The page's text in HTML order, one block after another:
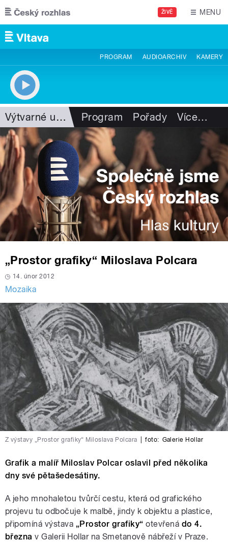
Přejít k hlavnímu obsahu
ŽIVĚ MENU
PROGRAM AUDIOARCHIV KAMERY
Výtvarné umění Program Pořady Více…
„Prostor grafiky“ Miloslava Polcara
14. únor 2012
Mozaika
Z výstavy „Prostor grafiky“ Miloslava Polcara foto: Galerie Hollar
Grafik a malíř Miloslav Polcar oslavil před několika
dny své pětašedesátiny.
A jeho mnohaletou tvůrčí cestu, která od grafického
projevu tu odbočuje k malbě, jindy k objektu a plastice,
připomíná výstava „Prostor grafiky“ otevřená do 4.
března v Galerii Hollar na Smetanově nábřeží v Praze.